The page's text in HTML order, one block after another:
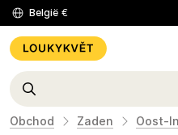
België €
Obchod Zaden Oost-